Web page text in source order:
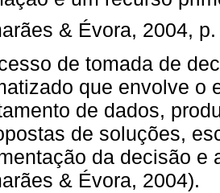
& Évora, 2004,
de tomada de
que envolve o
de dados,
de soluções,
da decisão e
& Évora, 2004).